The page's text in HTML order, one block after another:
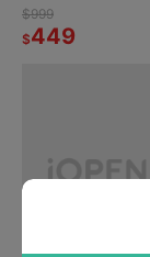
$999
$449